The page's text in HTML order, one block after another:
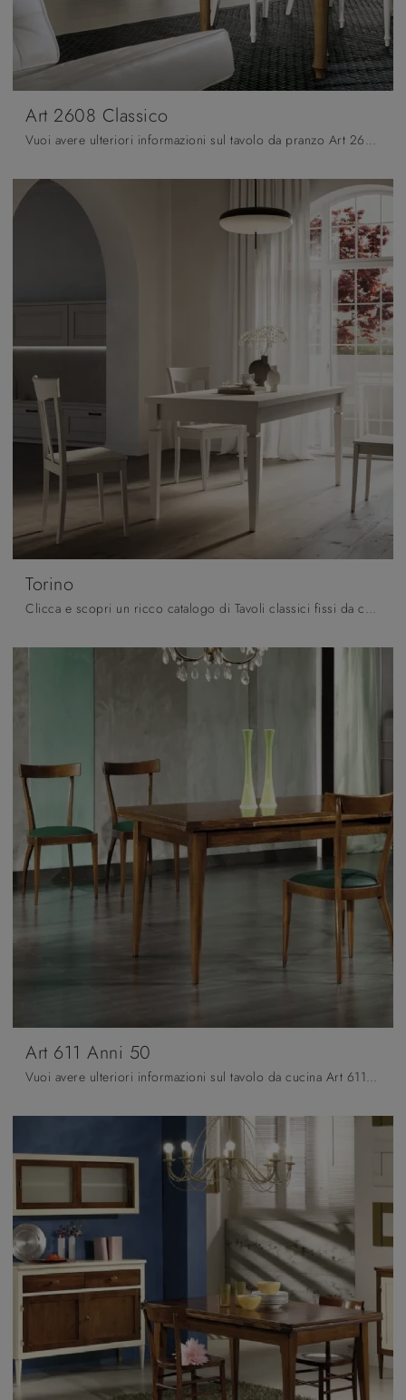
Art 2608 Classico
Vuoi avere ulteriori informazioni sul tavolo da pranzo Art 2608 Classico di Fratelli Mirandola? Clicca e scopri di più sui modelli fissi della firma.
Torino
Clicca e scopri un ricco catalogo di Tavoli classici fissi da cucina! Il modello Torino di Arredo3 ti attende.
Art 611 Anni 50
Vuoi avere ulteriori informazioni sul tavolo da cucina Art 611 Anni 50 di Fratelli Mirandola? Clicca e scopri di più sui modelli allungabili della ...